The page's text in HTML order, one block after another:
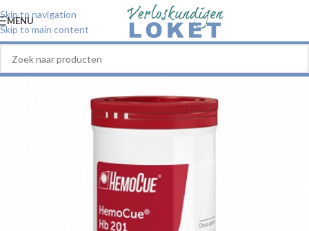
Skip to navigation
Skip to main content
MENU